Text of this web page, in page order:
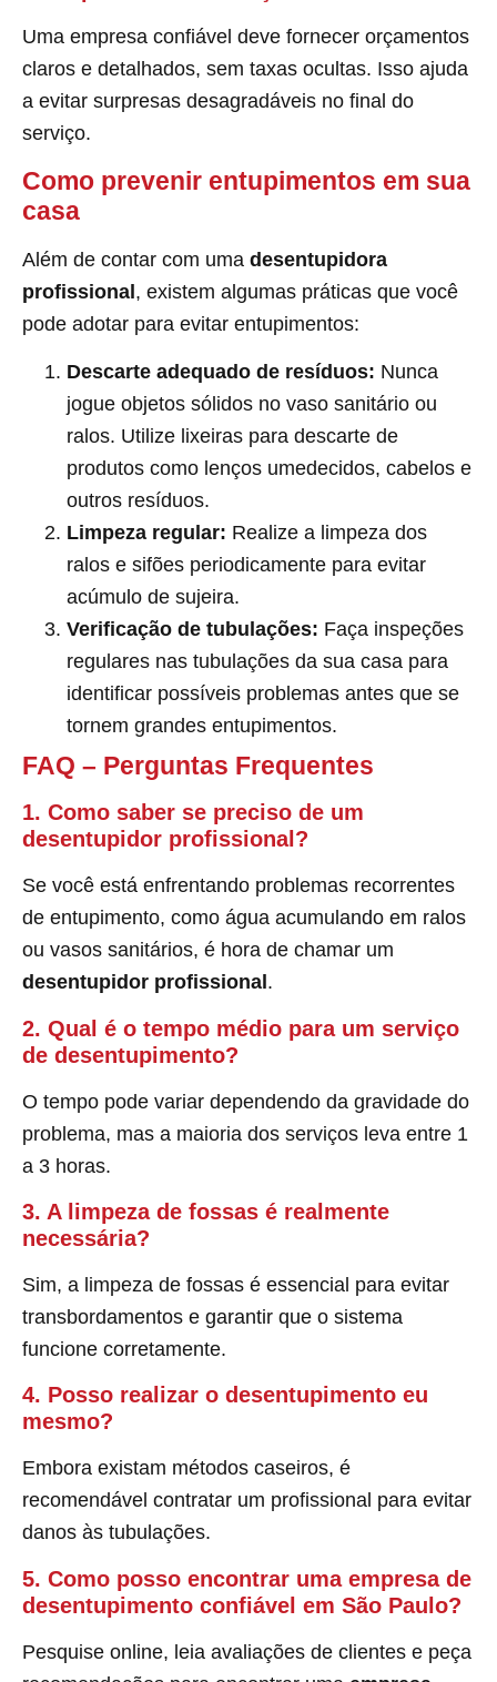
Uma empresa confiável deve fornecer orçamentos
claros e detalhados, sem taxas ocultas. Isso ajuda
a evitar surpresas desagradáveis no final do
serviço.
Como prevenir entupimentos em sua
casa
Além de contar com uma desentupidora
profissional, existem algumas práticas que você
pode adotar para evitar entupimentos:
Descarte adequado de resíduos: Nunca
jogue objetos sólidos no vaso sanitário ou
ralos. Utilize lixeiras para descarte de
produtos como lenços umedecidos, cabelos e
outros resíduos.
Limpeza regular: Realize a limpeza dos
ralos e sifões periodicamente para evitar
acúmulo de sujeira.
Verificação de tubulações: Faça inspeções
regulares nas tubulações da sua casa para
identificar possíveis problemas antes que se
tornem grandes entupimentos.
FAQ – Perguntas Frequentes
1. Como saber se preciso de um
desentupidor profissional?
Se você está enfrentando problemas recorrentes
de entupimento, como água acumulando em ralos
ou vasos sanitários, é hora de chamar um
desentupidor profissional .
2. Qual é o tempo médio para um serviço
de desentupimento?
O tempo pode variar dependendo da gravidade do
problema, mas a maioria dos serviços leva entre 1
a 3 horas.
3. A limpeza de fossas é realmente
necessária?
Sim, a limpeza de fossas é essencial para evitar
transbordamentos e garantir que o sistema
funcione corretamente.
4. Posso realizar o desentupimento eu
mesmo?
Embora existam métodos caseiros, é
recomendável contratar um profissional para evitar
danos às tubulações.
5. Como posso encontrar uma empresa de
desentupimento confiável em São Paulo?
Pesquise online, leia avaliações de clientes e peça